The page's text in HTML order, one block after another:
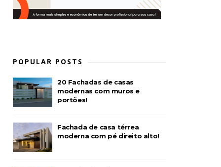
POPULAR POSTS
20 Fachadas de casas
modernas com muros e
portões!
Fachada de casa térrea
moderna com pé direito alto!